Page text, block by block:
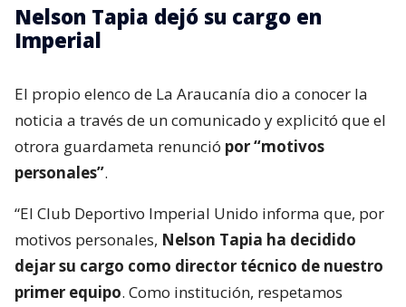
Nelson Tapia dejó su cargo en
Imperial
El propio elenco de La Araucanía dio a conocer la
noticia a través de un comunicado y explicitó que el
otrora guardameta renunció por “motivos
personales”.
“El Club Deportivo Imperial Unido informa que, por
motivos personales, Nelson Tapia ha decidido
dejar su cargo como director técnico de nuestro
primer equipo. Como institución, respetamos